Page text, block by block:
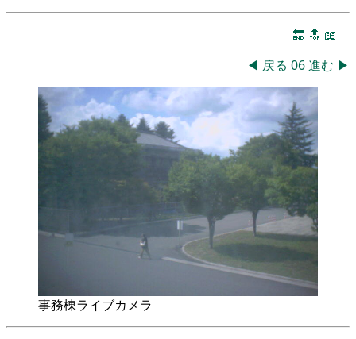
🔚 🔝 📖
◀ 戻る 06進む ▶
事務棟ライブカメラ